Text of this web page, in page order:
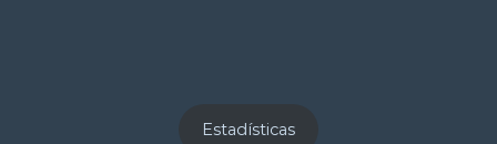
Estadísticas